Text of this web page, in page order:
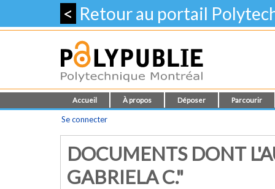
< Retour au portail
Accueil À propos Déposer Parcourir
Se connecter
DOCUMENTS DONT
GABRIELA C."